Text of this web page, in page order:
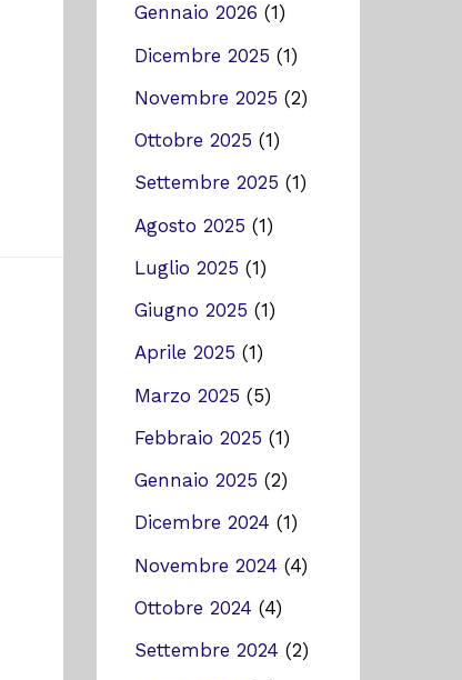
Gennaio 2026 (1)
Dicembre 2025 (1)
Novembre 2025 (2)
Ottobre 2025 (1)
Settembre 2025 (1)
Agosto 2025 (1)
Luglio 2025 (1)
Giugno 2025 (1)
Aprile 2025 (1)
Marzo 2025 (5)
Febbraio 2025 (1)
Gennaio 2025 (2)
Dicembre 2024 (1)
Novembre 2024 (4)
Ottobre 2024 (4)
Settembre 2024 (2)